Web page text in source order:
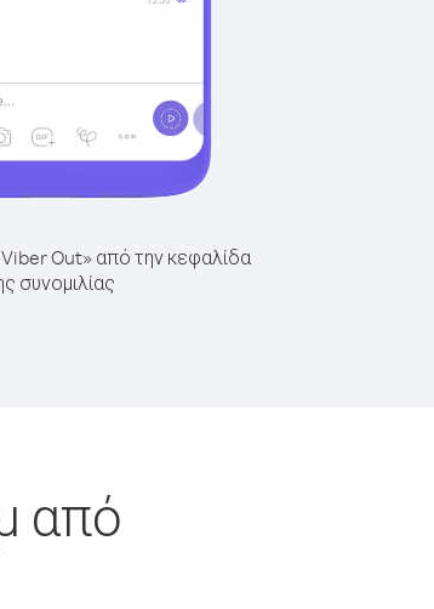
Out» από την κεφαλίδα
συνομιλίας
από